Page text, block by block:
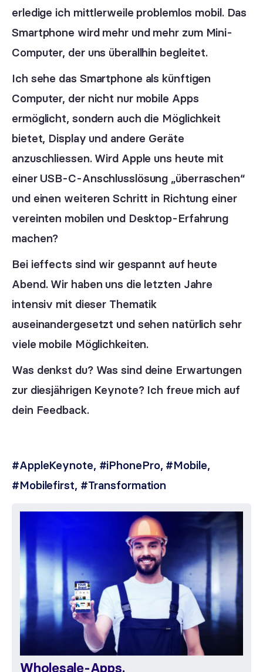
erledige ich mittlerweile problemlos mobil. Das
Smartphone wird mehr und mehr zum Mini-
Computer, der uns überallhin begleitet.
Ich sehe das Smartphone als künftigen
Computer, der nicht nur mobile Apps
ermöglicht, sondern auch die Möglichkeit
bietet, Display und andere Geräte
anzuschliessen. Wird Apple uns heute mit
einer USB-C-Anschlusslösung „überraschen“
und einen weiteren Schritt in Richtung einer
vereinten mobilen und Desktop-Erfahrung
machen?
Bei ieffects sind wir gespannt auf heute
Abend. Wir haben uns die letzten Jahre
intensiv mit dieser Thematik
auseinandergesetzt und sehen natürlich sehr
viele mobile Möglichkeiten.
Was denkst du? Was sind deine Erwartungen
zur diesjährigen Keynote? Ich freue mich auf
dein Feedback.
#AppleKeynote, #iPhonePro, #Mobile,
#Mobilefirst, #Transformation
Wholesale-Apps.